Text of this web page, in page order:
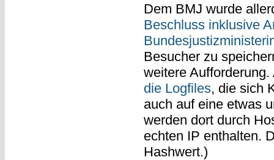
Dem BMJ wurde
Beschluss inklusive
Besucher zu
weitere
die Logfiles, die sich
auch auf eine etwas
werden dort durch
echten IP enthalten.
Hashwert.)